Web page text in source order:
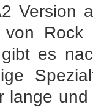
Version
von
es
lange